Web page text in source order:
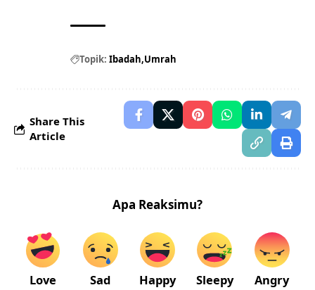
Topik: Ibadah Umrah
Share This
Article
Apa Reaksimu?
Love Sad Happy Sleepy Angry